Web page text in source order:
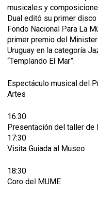
musicales y
Dual editó su primer
Fondo Nacional Para La
primer premio del
Uruguay en la categoría
“Templando El Mar”.
Espectáculo musical del
Artes
16:30
Presentación del taller de
17:30
Visita Guiada al Museo
18:30
Coro del MUME